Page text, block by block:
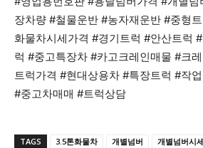
장차량 #철물운반 #농자재운반 #중형
화물차시세가격 #경기트럭 #안산트럭
럭 #중고특장차 #카고크레인매물 #크
트럭가격 #현대상용차 #특장트럭 #작
#중고차매매 #트럭상담
TAGS 3.5톤화물차 개별넘버 개별넘버시세